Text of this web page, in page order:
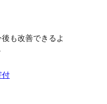
も改善できるよ
付